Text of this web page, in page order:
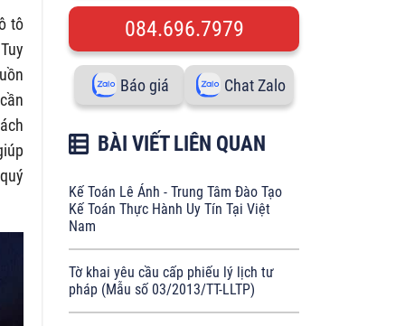
tô
084.696.7979
Báo giá Chat Zalo
BÀI VIẾT LIÊN QUAN
Kế Toán Lê Ánh - Trung Tâm Đào Tạo
Kế Toán Thực Hành Uy Tín Tại Việt
Nam
Tờ khai yêu cầu cấp phiếu lý lịch tư
pháp (Mẫu số 03/2013/TT-LLTP)